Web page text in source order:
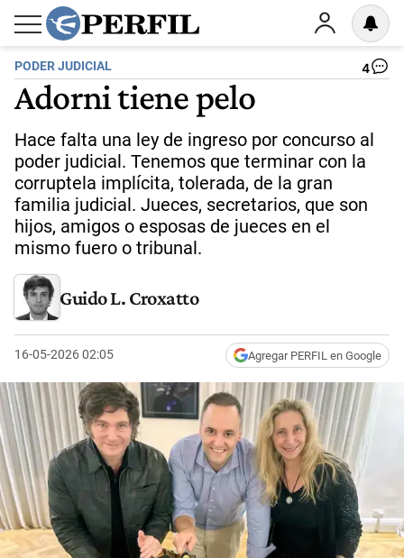
PODER JUDICIAL 4
Adorni tiene pelo
Hace falta una ley de ingreso por concurso al
poder judicial. Tenemos que terminar con la
corruptela implícita, tolerada, de la gran
familia judicial. Jueces, secretarios, que son
hijos, amigos o esposas de jueces en el
mismo fuero o tribunal.
Guido L. Croxatto
16-05-2026 02:05 Agregar PERFIL en Google